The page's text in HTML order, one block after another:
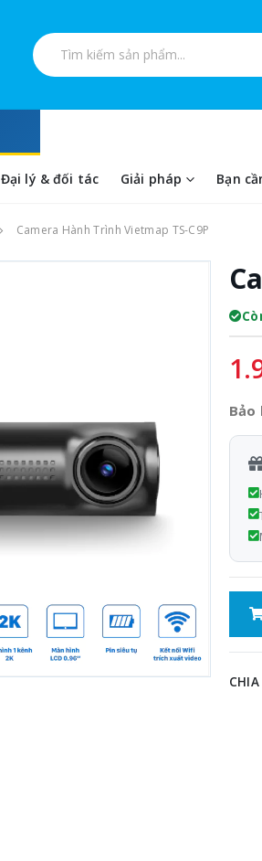
Tìm kiếm sản phẩm
Đại lý & đối tác Giải pháp Bạn
Camera Hành Trình Vietmap TS-C9P
Bảo
CHIA